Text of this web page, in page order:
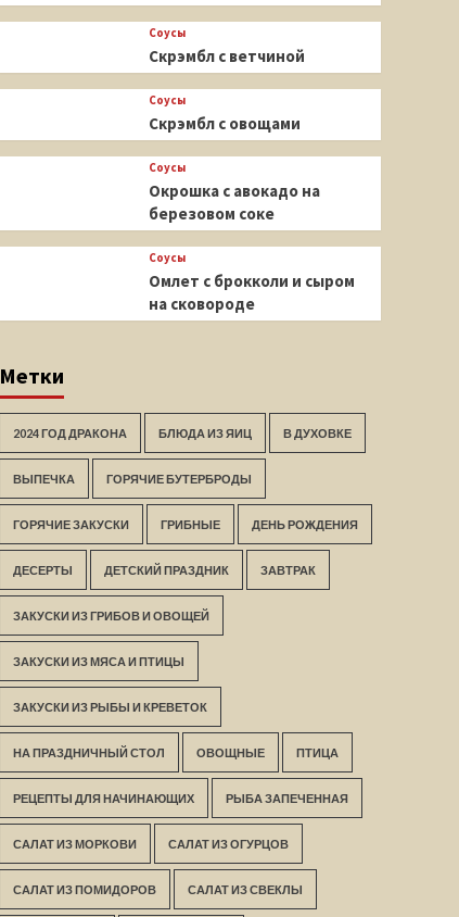
Соусы
Скрэмбл с ветчиной
Соусы
Скрэмбл с овощами
Соусы
Окрошка с авокадо на
березовом соке
Соусы
Омлет с брокколи и сыром
на сковороде
Метки
2024 ГОД ДРАКОНА БЛЮДА ИЗ ЯИЦ В ДУХОВКЕ
ВЫПЕЧКА ГОРЯЧИЕ БУТЕРБРОДЫ
ГОРЯЧИЕ ЗАКУСКИ ГРИБНЫЕ ДЕНЬ РОЖДЕНИЯ
ДЕСЕРТЫ ДЕТСКИЙ ПРАЗДНИК ЗАВТРАК
ЗАКУСКИ ИЗ ГРИБОВ И ОВОЩЕЙ
ЗАКУСКИ ИЗ МЯСА И ПТИЦЫ
ЗАКУСКИ ИЗ РЫБЫ И КРЕВЕТОК
НА ПРАЗДНИЧНЫЙ СТОЛ ОВОЩНЫЕ ПТИЦА
РЕЦЕПТЫ ДЛЯ НАЧИНАЮЩИХ РЫБА ЗАПЕЧЕННАЯ
САЛАТ ИЗ МОРКОВИ САЛАТ ИЗ ОГУРЦОВ
САЛАТ ИЗ ПОМИДОРОВ САЛАТ ИЗ СВЕКЛЫ